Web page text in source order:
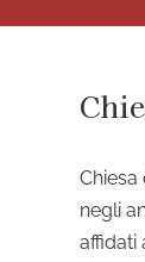
Chiesa
negli
affidati